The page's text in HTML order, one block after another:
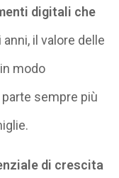
digitali che
il valore delle
modo
sempre più
di crescita